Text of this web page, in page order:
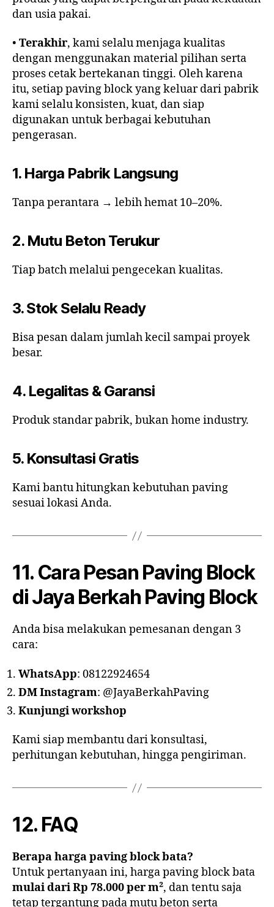
dan usia pakai.
• Terakhir, kami selalu menjaga kualitas
dengan menggunakan material pilihan serta
proses cetak bertekanan tinggi. Oleh karena
itu, setiap paving block yang keluar dari pabrik
kami selalu konsisten, kuat, dan siap
digunakan untuk berbagai kebutuhan
pengerasan.
1. Harga Pabrik Langsung
Tanpa perantara → lebih hemat 10–20%.
2. Mutu Beton Terukur
Tiap batch melalui pengecekan kualitas.
3. Stok Selalu Ready
Bisa pesan dalam jumlah kecil sampai proyek
besar.
4. Legalitas & Garansi
Produk standar pabrik, bukan home industry.
5. Konsultasi Gratis
Kami bantu hitungkan kebutuhan paving
sesuai lokasi Anda.
11. Cara Pesan Paving Block
di Jaya Berkah Paving Block
Anda bisa melakukan pemesanan dengan 3
cara:
WhatsApp: 08122924654
DM Instagram: @JayaBerkahPaving
Kunjungi workshop
Kami siap membantu dari konsultasi,
perhitungan kebutuhan, hingga pengiriman.
12. FAQ
Berapa harga paving block bata?
Untuk pertanyaan ini, harga paving block bata
mulai dari Rp 78.000 per m², dan tentu saja
tetap tergantung pada mutu beton serta